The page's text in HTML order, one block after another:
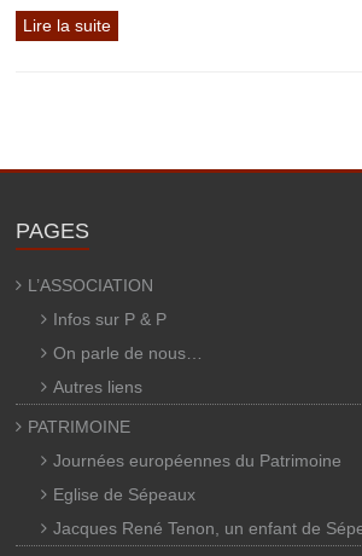
Lire la suite
PAGES
L’ASSOCIATION
Infos sur P & P
On parle de nous…
Autres liens
PATRIMOINE
Journées européennes du Patrimoine
Eglise de Sépeaux
Jacques René Tenon, un enfant de